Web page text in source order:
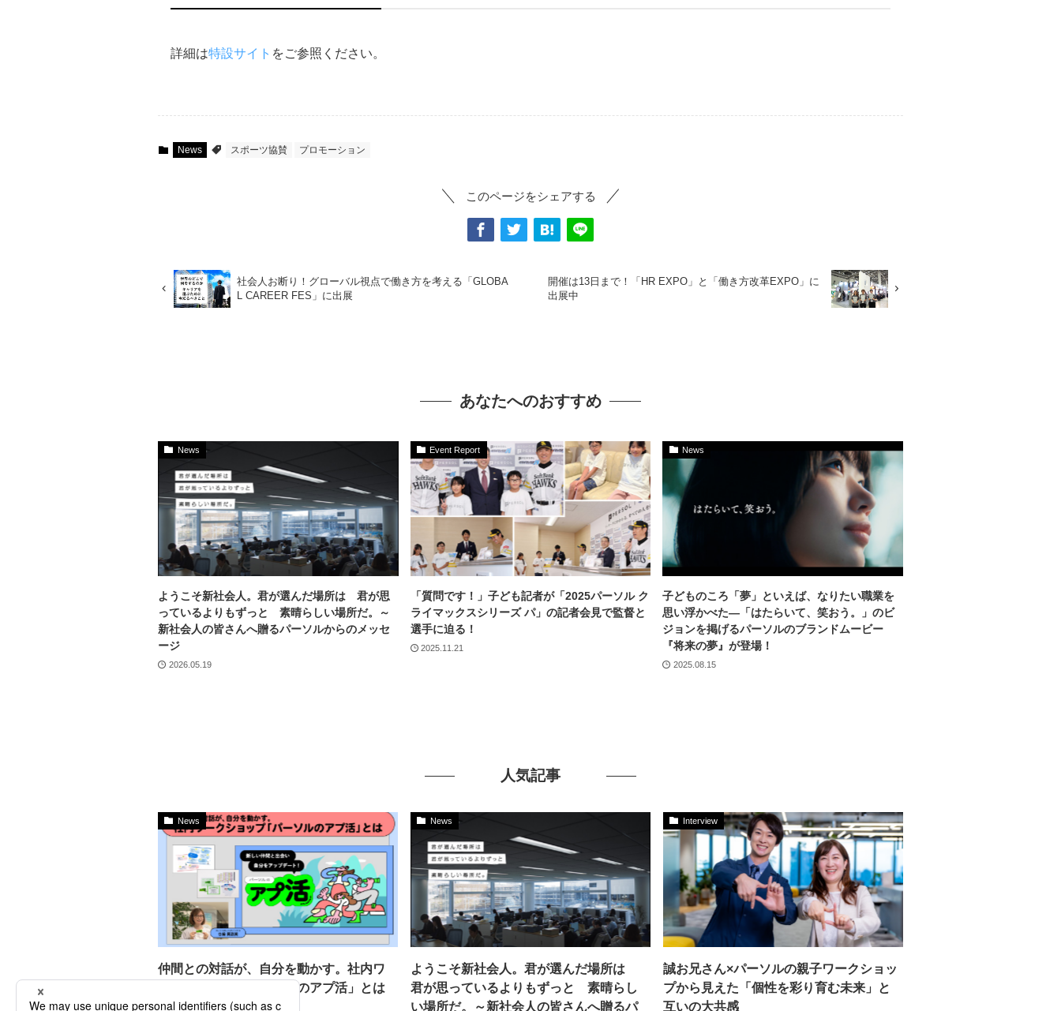
詳細は特設サイト をご参照ください。
News スポーツ協賛 プロモーション
このページをシェアする
社会人お断り！グローバル視点で働き方を考える「GLOBA
L CAREER FES」に出展
開催は13日まで！「HR EXPO」と「働き方改革EXPO」に
出展中
あなたへのおすすめ
News
ようこそ新社会人。君が選んだ場所は 君が思
っているよりもずっと 素晴らしい場所だ。～
新社会人の皆さんへ贈るパーソルからのメッセ
ージ
2026.05.19
Event Report
「質問です！」子ども記者が「2025パーソル ク
ライマックスシリーズ パ」の記者会見で監督と
選手に迫る！
2025.11.21
News
子どものころ「夢」といえば、なりたい職業を
思い浮かべた―「はたらいて、笑おう。」のビ
ジョンを掲げるパーソルのブランドムービー
『将来の夢』が登場！
2025.08.15
人気記事
News
仲間との対話が、自分を動かす。社内ワ
ークショップ「パーソルのアプ活」とは
News
ようこそ新社会人。君が選んだ場所は
君が思っているよりもずっと 素晴らし
い場所だ。～新社会人の皆さんへ贈るパ
Interview
誠お兄さん×パーソルの親子ワークショッ
プから見えた「個性を彩り育む未来」と
互いの大共感